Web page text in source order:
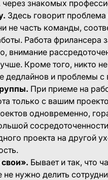
через знакомых
Здесь говорит проблема
не часть команды,
Работа
внимание
Кроме того, никто
дедлайнов и проблемы с
При приеме на
только с вашим
одновременно,
проекта на другой
Бывает и так, что
не нужно делить